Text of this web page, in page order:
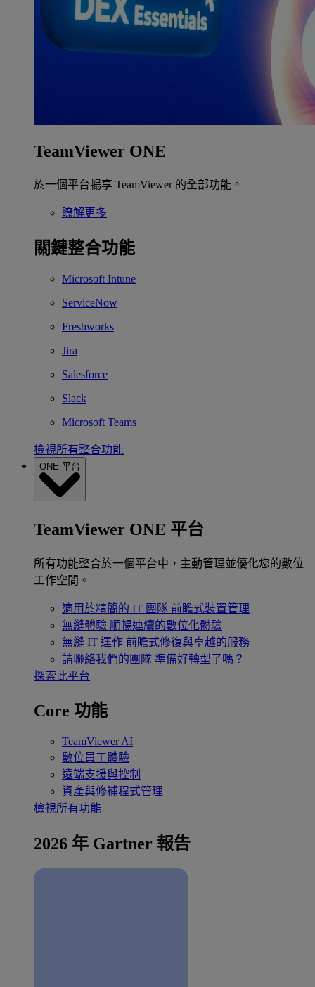
TeamViewer ONE
於一個平台暢享 TeamViewer 的全部功能。
瞭解更多
關鍵整合功能
Microsoft Intune
ServiceNow
Freshworks
Jira
Salesforce
Slack
Microsoft Teams
檢視所有整合功能
ONE 平台
TeamViewer ONE 平台
所有功能整合於一個平台中，主動管理並優化您的數位
工作空間。
適用於精簡的 IT 團隊 前瞻式裝置管理
無縫體驗 順暢連續的數位化體驗
無縫 IT 運作 前瞻式修復與卓越的服務
請聯絡我們的團隊 準備好轉型了嗎？
探索此平台
Core 功能
TeamViewer AI
數位員工體驗
遠端支援與控制
資產與修補程式管理
檢視所有功能
2026 年 Gartner 報告